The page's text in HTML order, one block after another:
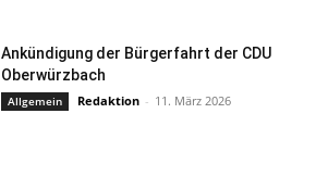
Ankündigung der Bürgerfahrt der CDU
Oberwürzbach
Allgemein Redaktion - 11. März 2026